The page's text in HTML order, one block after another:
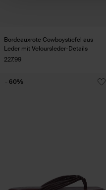
Bordeauxrote Cowboystiefel aus
Leder mit Veloursleder-Details
227.99
- 60%